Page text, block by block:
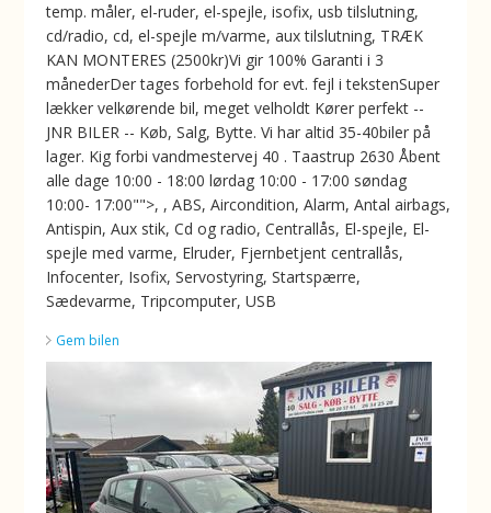
temp. måler, el-ruder, el-spejle, isofix, usb tilslutning,
cd/radio, cd, el-spejle m/varme, aux tilslutning, TRÆK
KAN MONTERES (2500kr)Vi gir 100% Garanti i 3
månederDer tages forbehold for evt. fejl i tekstenSuper
lækker velkørende bil, meget velholdt Kører perfekt --
JNR BILER -- Køb, Salg, Bytte. Vi har altid 35-40biler på
lager. Kig forbi vandmestervej 40 . Taastrup 2630 Åbent
alle dage 10:00 - 18:00 lørdag 10:00 - 17:00 søndag
10:00- 17:00"">, , ABS, Aircondition, Alarm, Antal airbags,
Antispin, Aux stik, Cd og radio, Centrallås, El-spejle, El-
spejle med varme, Elruder, Fjernbetjent centrallås,
Infocenter, Isofix, Servostyring, Startspærre,
Sædevarme, Tripcomputer, USB
Gem bilen